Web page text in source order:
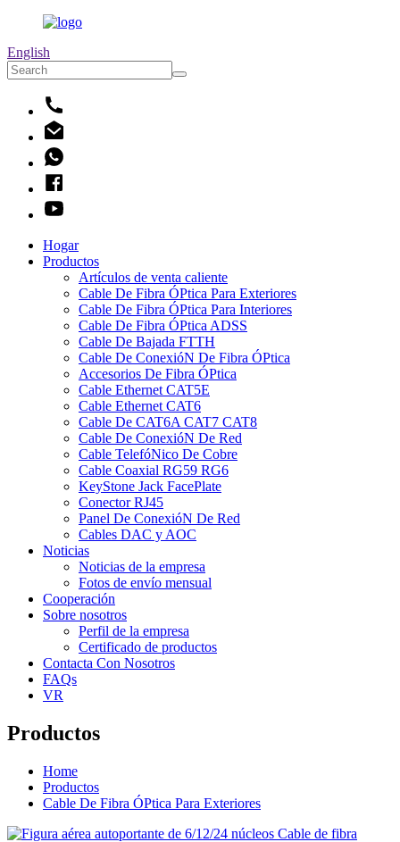
English
Hogar
Productos
Artículos de venta caliente
Cable De Fibra ÓPtica Para Exteriores
Cable De Fibra ÓPtica Para Interiores
Cable De Fibra ÓPtica ADSS
Cable De Bajada FTTH
Cable De ConexióN De Fibra ÓPtica
Accesorios De Fibra ÓPtica
Cable Ethernet CAT5E
Cable Ethernet CAT6
Cable De CAT6A CAT7 CAT8
Cable De ConexióN De Red
Cable TelefóNico De Cobre
Cable Coaxial RG59 RG6
KeyStone Jack FacePlate
Conector RJ45
Panel De ConexióN De Red
Cables DAC y AOC
Noticias
Noticias de la empresa
Fotos de envío mensual
Cooperación
Sobre nosotros
Perfil de la empresa
Certificado de productos
Contacta Con Nosotros
FAQs
VR
Productos
Home
Productos
Cable De Fibra ÓPtica Para Exteriores